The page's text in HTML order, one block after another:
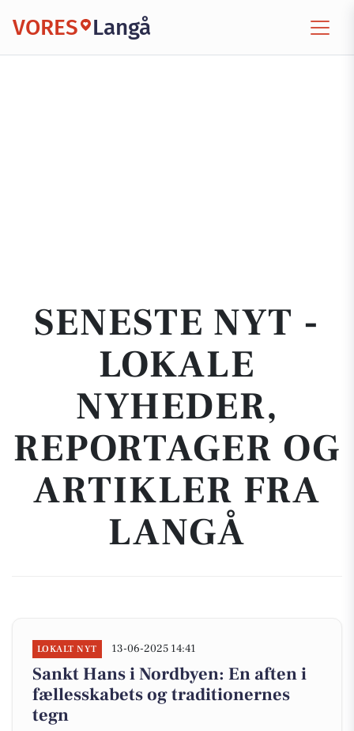
VORES Langå
SENESTE NYT -
LOKALE
NYHEDER,
REPORTAGER OG
ARTIKLER FRA
LANGÅ
LOKALT NYT 13-06-2025 14:41
Sankt Hans i Nordbyen: En aften i
fællesskabets og traditionernes
tegn